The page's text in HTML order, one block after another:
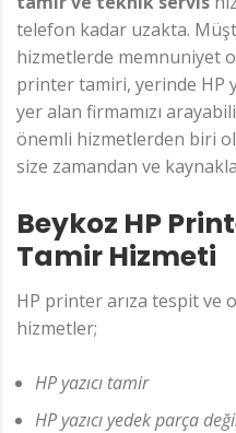
telefon kadar uzakta.
hizmetlerde memnuniyet
printer tamiri, yerinde HP
yer alan firmamızı
önemli hizmetlerden biri
size zamandan ve
Beykoz HP
Tamir Hizmeti
HP printer arıza tespit ve
hizmetler;
HP yazıcı tamir
HP yazıcı yedek parça